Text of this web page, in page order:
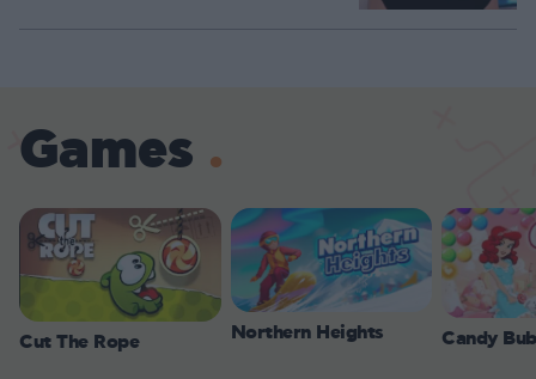
Games
Cut The Rope Northern Heights Candy